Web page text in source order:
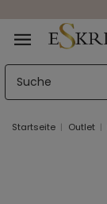
Startseite Outlet